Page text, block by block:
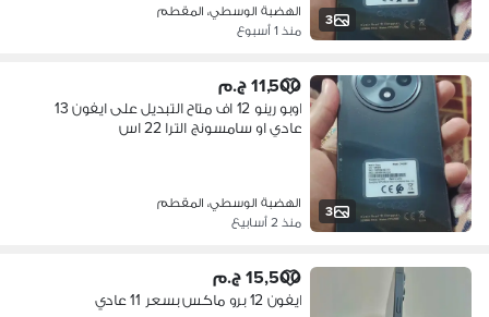
3
الهضبة الوسطي، المقطم
منذ 1 أسبوع
3
11,500 ج.م
اوبو رينو 12 اف متاح التبديل على ايفون 13
عادي او سامسونج الترا 22 اس
الهضبة الوسطي، المقطم
منذ 2 أسابيع
15,500 ج.م
ايفون 12 برو ماكس بسعر 11 عادي